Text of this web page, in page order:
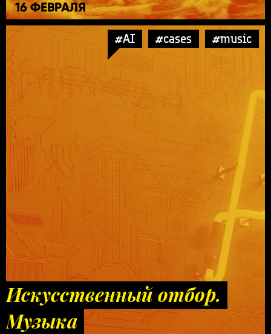
16 ФЕВРАЛЯ
#AI #cases #music
Искусственный отбор.
Музыка